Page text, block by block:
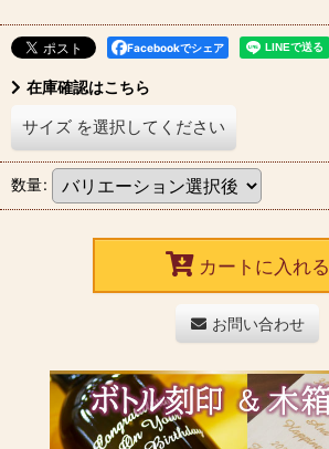
Facebookでシェア
在庫確認はこちら
サイズ を選択してください
数量:
カートに入れる
お問い合わせ